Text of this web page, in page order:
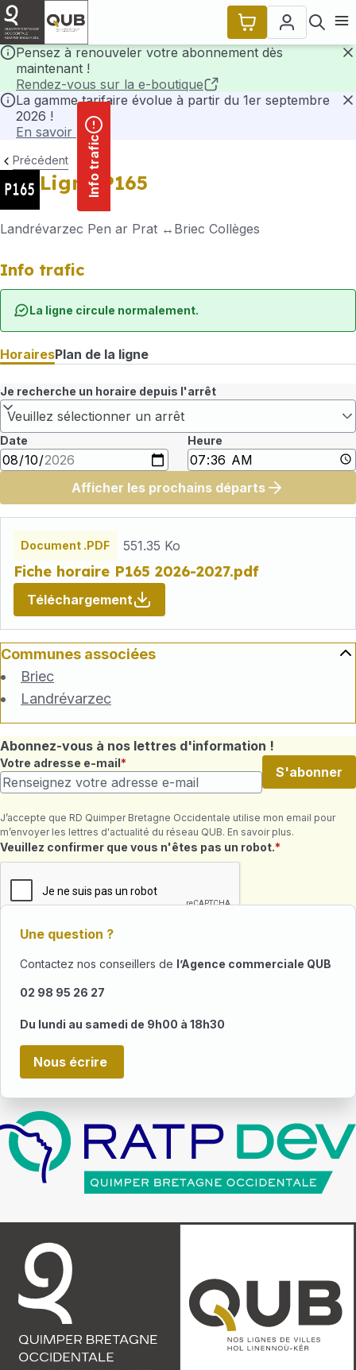
principal
Pensez à renouveler votre abonnement dès
maintenant !
Rendez-vous sur la e-boutique
La gamme tarifaire évolue à partir du 1er septembre
2026 !
En savoir plus
Info trafic
Précédent
Ligne P165
Landrévarzec Pen ar Prat Briec Collèges
Info trafic
La ligne circule normalement.
HorairesPlan de la ligne
Je recherche un horaire depuis l'arrêt
Veuillez sélectionner un arrêt
Date Heure
Afficher les prochains départs
horaires
Document .PDF 551.35 Ko
Fiche horaire P165 2026-2027.pdf
Téléchargement
Communes associées
Briec
Landrévarzec
Abonnez-vous à nos lettres d'information !
Votre adresse e-mail
S'abonner
J’accepte que RD Quimper Bretagne Occidentale utilise mon email pour
m’envoyer les lettres d'actualité du réseau QUB. En savoir plus.
Champ requis
Veuillez confirmer que vous n'êtes pas un robot.
Une question ?
Contactez nos conseillers de l’Agence commerciale QUB
02 98 95 26 27
Du lundi au samedi de 9h00 à 18h30
Nous écrire
Panneau de gestion des cookies